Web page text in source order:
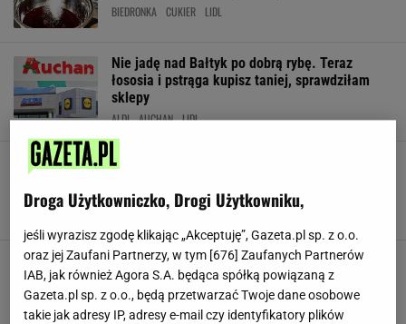
BIEDRONKA CUKIER LIDL
Nie jadę nad Bałtyk po dobrą rybę. Teraz
łososia i pstrąga kupisz taniej, sprawdziłam
sklepy
ALDI AUCHAN LIDL
Mają dużo białka, sycą i trafiają do wypieków.
opakowania
Mleko tanieje w trzech popularnych sieciach.
Jedna oferta szczególnie wybija się ceną
BIEDRONKA CENY KAUFLAND
Droga Użytkowniczko, Drogi Użytkowniku,
jeśli wyrazisz zgodę klikając „Akceptuję”, Gazeta.pl sp. z o.o.
oraz jej Zaufani Partnerzy, w tym [676] Zaufanych Partnerów
IAB, jak również Agora S.A. będąca spółką powiązaną z
Gazeta.pl sp. z o.o., będą przetwarzać Twoje dane osobowe
takie jak adresy IP, adresy e-mail czy identyfikatory plików